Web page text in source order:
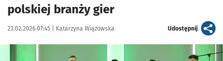
polskiej branży gier
Data publikacji:
23.02.2026 07:45 | Autor:
Katarzyna Wiązowska Udostępnijartykuł
Kliknij, aby powiększyć